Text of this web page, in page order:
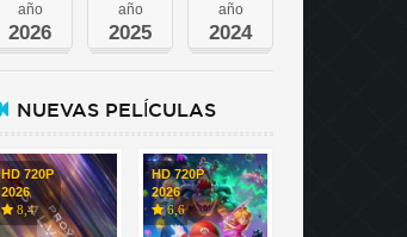
año
2026
año
2025
año
2024
NUEVAS PELÍCULAS
HD 720P
2026
8,4
HD 720P
2026
6,6